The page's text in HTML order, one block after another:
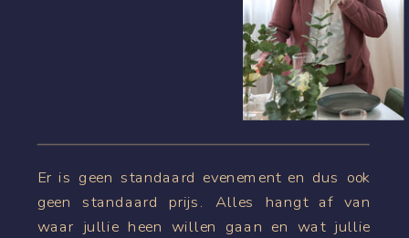
Er is geen standaard evenement en dus ook
geen standaard prijs. Alles hangt af van
waar jullie heen willen gaan en wat jullie